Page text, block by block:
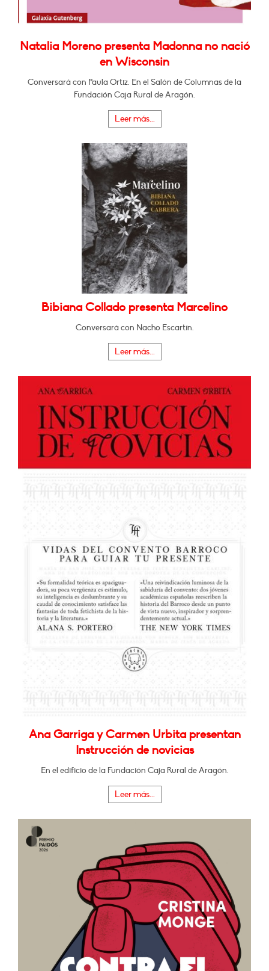
Natalia Moreno presenta Madonna no nació
en Wisconsin
Conversará con Paula Ortiz. En el Salón de Columnas de la
Fundación Caja Rural de Aragón.
Leer más...
Bibiana Collado presenta Marcelino
Conversará con Nacho Escartín.
Leer más...
Ana Garriga y Carmen Urbita presentan
Instrucción de novicias
En el edificio de la Fundación Caja Rural de Aragón.
Leer más...